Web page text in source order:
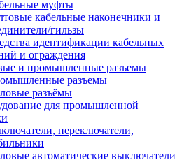
муфты
кабельные наконечники и
гильзы
идентификации кабельных
и ограждения
и промышленные разъемы
разъемы
разъёмы
для промышленной
переключатели,
автоматические выключатели